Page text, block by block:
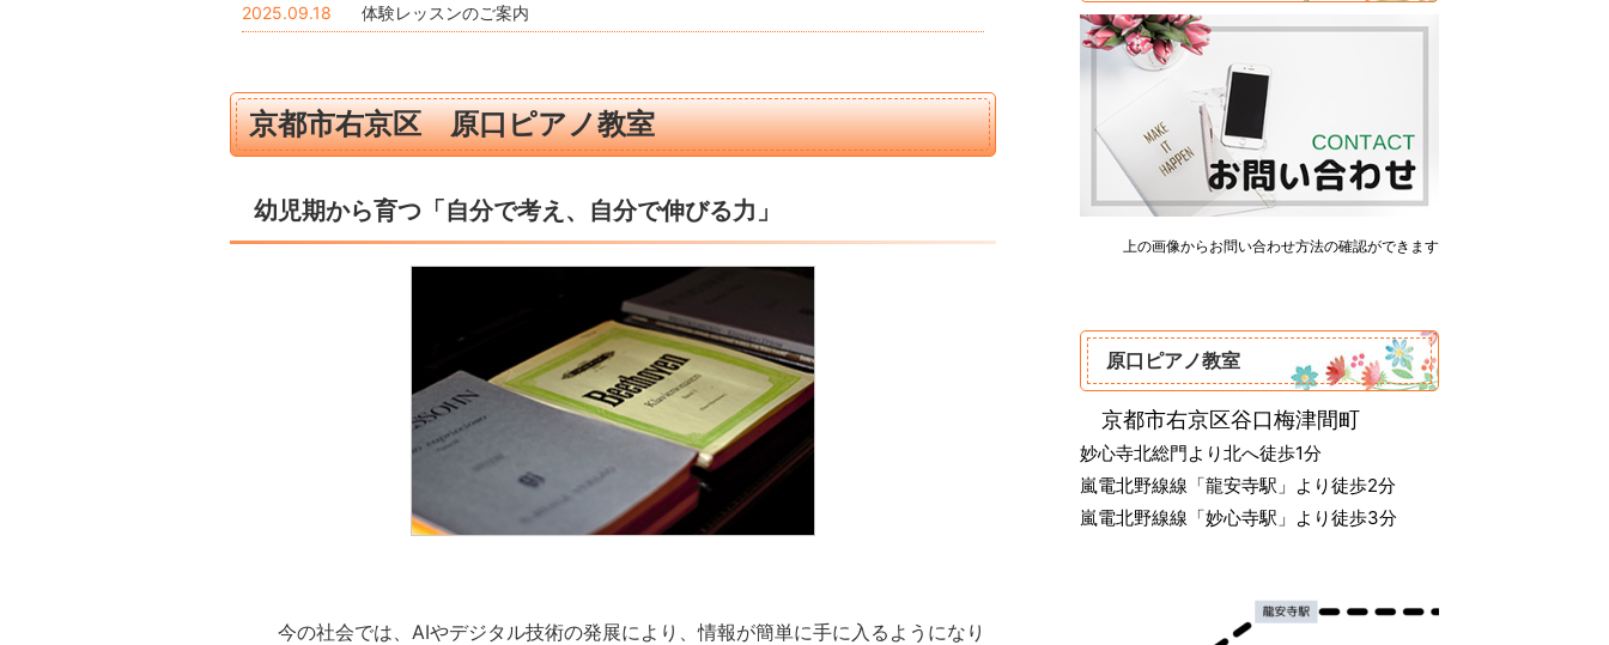
2025.09.18 体験レッスンのご案内
京都市右京区 原口ピアノ教室
幼児期から育つ「自分で考え、自分で伸びる力」
今の社会では、AIやデジタル技術の発展により、情報が簡単に手に入るようになり
上の画像からお問い合わせ方法の確認ができます
原口ピアノ教室
‌ 京都市右京区谷口梅津間町
妙心寺北総門より北へ徒歩1分
嵐電北野線線「龍安寺駅」より徒歩2分
嵐電北野線線「妙心寺駅」より徒歩3分